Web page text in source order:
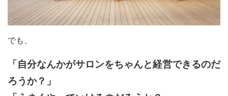
でも、
「自分なんかがサロンをちゃんと経営できるのだ
ろうか？」